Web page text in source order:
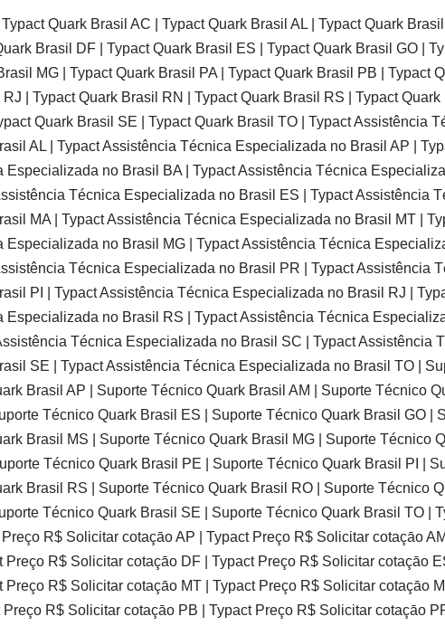
Quark Brasil AC | Typact Quark Brasil AL | Typact Quark
Brasil DF | Typact Quark Brasil ES | Typact Quark Brasil GO |
MG | Typact Quark Brasil PA | Typact Quark Brasil PB | Typact
| Typact Quark Brasil RN | Typact Quark Brasil RS | Typact
Quark Brasil SE | Typact Quark Brasil TO | Typact Assistência
AL | Typact Assistência Técnica Especializada no Brasil AP |
Especializada no Brasil BA | Typact Assistência Técnica
Técnica Especializada no Brasil ES | Typact Assistência
MA | Typact Assistência Técnica Especializada no Brasil MT |
Especializada no Brasil MG | Typact Assistência Técnica
Técnica Especializada no Brasil PR | Typact Assistência
PI | Typact Assistência Técnica Especializada no Brasil RJ |
Especializada no Brasil RS | Typact Assistência Técnica
Técnica Especializada no Brasil SC | Typact
SE | Typact Assistência Técnica Especializada no Brasil TO |
Brasil AP | Suporte Técnico Quark Brasil AM | Suporte Técnico
Técnico Quark Brasil ES | Suporte Técnico Quark Brasil GO |
Brasil MS | Suporte Técnico Quark Brasil MG | Suporte Técnico
Técnico Quark Brasil PE | Suporte Técnico Quark Brasil PI |
Brasil RS | Suporte Técnico Quark Brasil RO | Suporte Técnico
Técnico Quark Brasil SE | Suporte Técnico Quark Brasil TO |
R$ Solicitar cotaçāo AP | Typact Preço R$ Solicitar cotaçāo
Preço R$ Solicitar cotaçāo DF | Typact Preço R$ Solicitar cotaçāo
Preço R$ Solicitar cotaçāo MT | Typact Preço R$ Solicitar cotaçāo
Preço R$ Solicitar cotaçāo PB | Typact Preço R$ Solicitar cotaçāo